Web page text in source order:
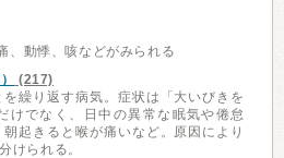
、動悸、咳などがみられる
(217)
繰り返す病気。症状は「大いびきを
けでなく、日中の異常な眠気や倦怠
起きると喉が痛いなど。原因により
けられる。